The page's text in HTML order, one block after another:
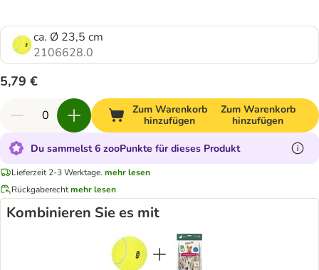
ca. Ø 23,5 cm
2106628.0
5,79 €
Zum Warenkorb
hinzufügen
Zum Warenkorb
hinzufügen
Du sammelst 6 zooPunkte für dieses Produkt
Lieferzeit 2-3 Werktage. mehr lesen
Rückgaberechtmehr lesen
Kombinieren Sie es mit